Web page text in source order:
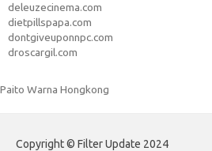
deleuzecinema.com
dietpillspapa.com
dontgiveuponnpc.com
droscargil.com
Paito Warna Hongkong
Copyright © Filter Update 2024